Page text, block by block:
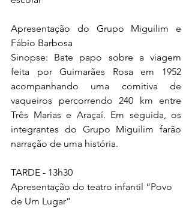
Apresentação do Grupo Miguilim e
Fábio Barbosa
Sinopse: Bate papo sobre a viagem
feita por Guimarães Rosa em 1952
acompanhando uma comitiva de
vaqueiros percorrendo 240 km entre
Três Marias e Araçaí. Em seguida, os
integrantes do Grupo Miguilim farão
narração de uma história.
TARDE - 13h30
Apresentação do teatro infantil “Povo
de Um Lugar”